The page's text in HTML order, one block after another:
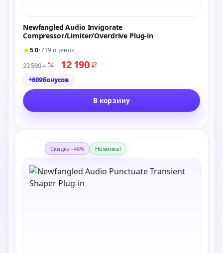
Newfangled Audio Invigorate
Compressor/Limiter/Overdrive Plug-in
★5.0•739 оценок
22 590₽ 12 190₽
+609бонусов
В корзину
Скидка -46% Новинка!